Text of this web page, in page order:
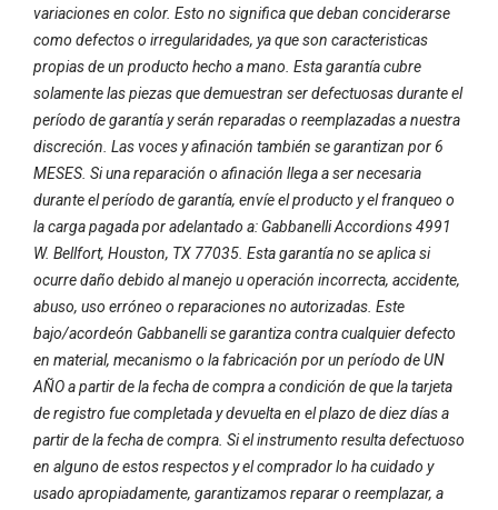
variaciones en color. Esto no significa que deban conciderarse
como defectos o irregularidades, ya que son caracteristicas
propias de un producto hecho a mano. Esta garantía cubre
solamente las piezas que demuestran ser defectuosas durante el
período de garantía y serán reparadas o reemplazadas a nuestra
discreción. Las voces y afinación también se garantizan por 6
MESES. Si una reparación o afinación llega a ser necesaria
durante el período de garantía, envíe el producto y el franqueo o
la carga pagada por adelantado a: Gabbanelli Accordions 4991
W. Bellfort, Houston, TX 77035. Esta garantía no se aplica si
ocurre daño debido al manejo u operación incorrecta, accidente,
abuso, uso erróneo o reparaciones no autorizadas. Este
bajo/acordeón Gabbanelli se garantiza contra cualquier defecto
en material, mecanismo o la fabricación por un período de UN
AÑO a partir de la fecha de compra a condición de que la tarjeta
de registro fue completada y devuelta en el plazo de diez días a
partir de la fecha de compra. Si el instrumento resulta defectuoso
en alguno de estos respectos y el comprador lo ha cuidado y
usado apropiadamente, garantizamos reparar o reemplazar, a